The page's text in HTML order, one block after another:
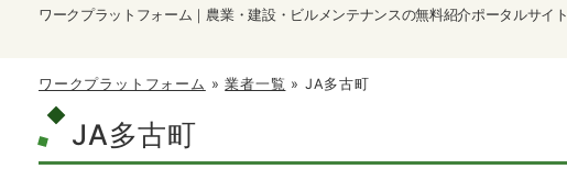
ワークプラットフォーム｜農業・建設・ビルメンテナンスの無料紹介ポータルサイト
ワークプラットフォーム »業者一覧 » JA多古町
JA多古町